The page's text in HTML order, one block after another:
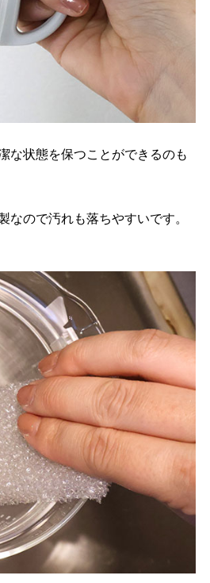
な状態を保つことができるのも
ので汚れも落ちやすいです。